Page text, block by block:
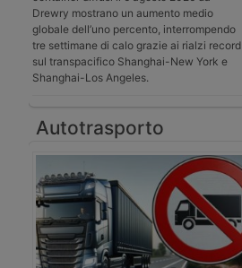
Drewry mostrano un aumento medio
globale dell’uno percento, interrompendo
tre settimane di calo grazie ai rialzi record
sul transpacifico Shanghai-New York e
Shanghai-Los Angeles.
Autotrasporto